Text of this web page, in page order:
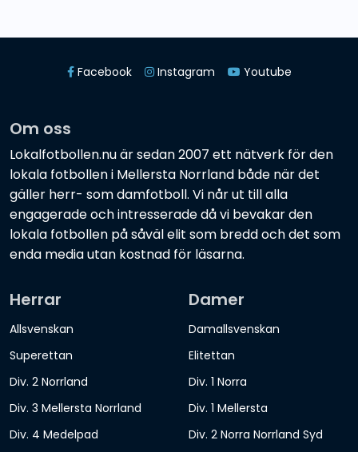
Facebook Instagram Youtube
Om oss
Lokalfotbollen.nu är sedan 2007 ett nätverk för den
lokala fotbollen i Mellersta Norrland både när det
gäller herr- som damfotboll. Vi når ut till alla
engagerade och intresserade då vi bevakar den
lokala fotbollen på såväl elit som bredd och det som
enda media utan kostnad för läsarna.
Herrar
Allsvenskan
Superettan
Div. 2 Norrland
Div. 3 Mellersta Norrland
Div. 4 Medelpad
Damer
Damallsvenskan
Elitettan
Div. 1 Norra
Div. 1 Mellersta
Div. 2 Norra Norrland Syd